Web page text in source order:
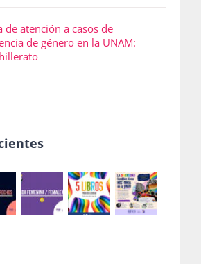
de atención a casos de
de género en la UNAM: